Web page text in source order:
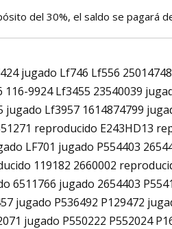
del 30%, el saldo se pagará
jugado Lf746 Lf556
116-9924 Lf3455 23540039
jugado Lf3957 1614874799
reproducido E243HD13
LF701 jugado P554403
119182 2660002
6511766 jugado 2654403
jugado P536492 P129472
jugado P550222 P552024